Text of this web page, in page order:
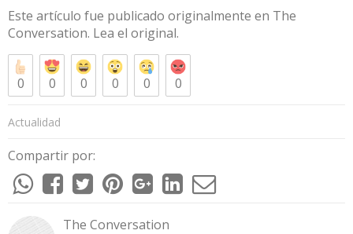
Este artículo fue publicado originalmente en The
Conversation. Lea el original.
0 0 0 0 0 0
Actualidad
Compartir por:
The Conversation